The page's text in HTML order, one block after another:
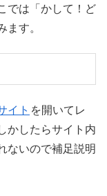
では「かして！ど
ます。
イト を開いてレ
かしたらサイト内
ないので補足説明